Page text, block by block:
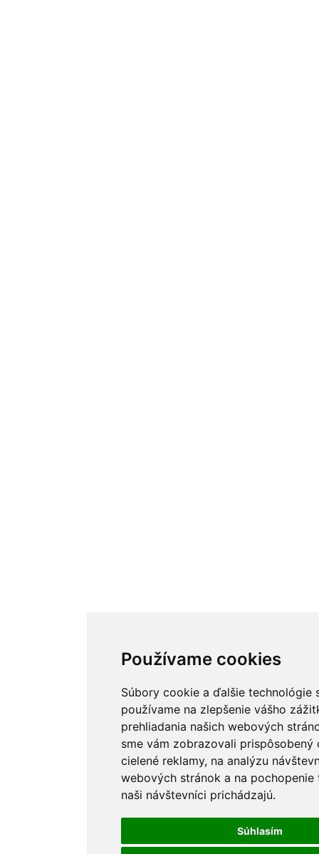
Používame cookies
Súbory cookie a ďalšie technológie
používame na zlepšenie vášho
prehliadania našich webových
sme vám zobrazovali prispôsobený
cielené reklamy, na analýzu
webových stránok a na
naši návštevníci prichádzajú.
Súhlasím
Používame cookies
Súbory cookie a ďalšie technológie
používame na zlepšenie vášho
prehliadania našich webových
sme vám zobrazovali prispôsobený
cielené reklamy, na analýzu
webových stránok a na
naši návštevníci prichádzajú.
Súhlasím